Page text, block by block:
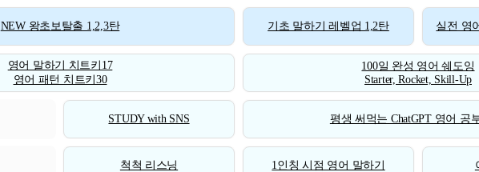
NEW 왕초보탈출 1,2,3탄 기초 말하기 레벨업 1,2탄 실전 영
영어 말하기 치트키17
영어 패턴 치트키30
100일 완성 영어 쉐도잉
Starter, Rocket, Skill-Up
STUDY with SNS 평생 써먹는 ChatGPT 영어 공
척척 리스닝 1인칭 시점 영어 말하기